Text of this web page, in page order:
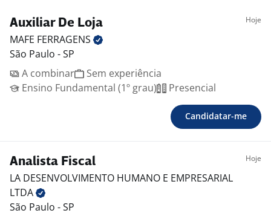
Auxiliar De Loja Hoje
MAFE FERRAGENS
São Paulo - SP
A combinar
Sem experiência
Ensino Fundamental (1º grau)
Presencial
Candidatar-me
Analista Fiscal Hoje
LA DESENVOLVIMENTO HUMANO E EMPRESARIAL
LTDA
São Paulo - SP